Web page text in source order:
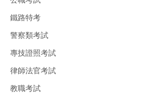
鐵路特考
警察類考試
專技證照考試
律師法官考試
教職考試